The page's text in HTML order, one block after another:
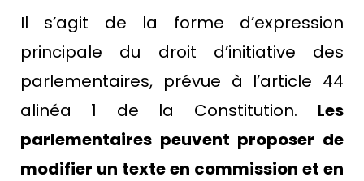
Il s’agit de la forme d’expression
principale du droit d’initiative des
parlementaires, prévue à l’article 44
alinéa 1 de la Constitution. Les
parlementaires peuvent proposer de
modifier un texte en commission et en